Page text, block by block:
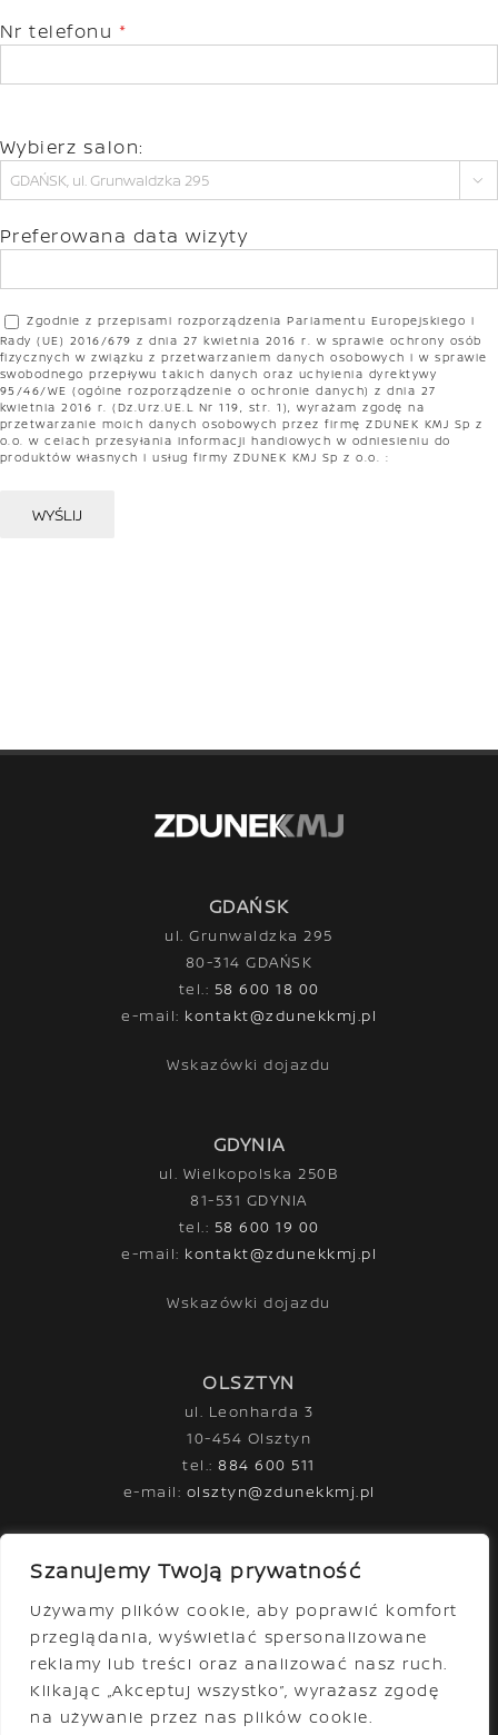
Szanujemy Twoją prywatność
Używamy plików cookie, aby poprawić komfort
przeglądania, wyświetlać spersonalizowane
reklamy lub treści oraz analizować nasz ruch.
Klikając „Akceptuj wszystko”, wyrażasz zgodę
na używanie przez nas plików cookie.
Nr telefonu *
Wybierz salon:

Preferowana data wizyty
Zgodnie z przepisami rozporządzenia Parlamentu Europejskiego i
Rady (UE) 2016/679 z dnia 27 kwietnia 2016 r. w sprawie ochrony osób
fizycznych w związku z przetwarzaniem danych osobowych i w sprawie
swobodnego przepływu takich danych oraz uchylenia dyrektywy
95/46/WE (ogólne rozporządzenie o ochronie danych) z dnia 27
kwietnia 2016 r. (Dz.Urz.UE.L Nr 119, str. 1), wyrażam zgodę na
przetwarzanie moich danych osobowych przez firmę ZDUNEK KMJ Sp z
o.o. w celach przesyłania informacji handlowych w odniesieniu do
produktów własnych i usług firmy ZDUNEK KMJ Sp z o.o. :
GDAŃSK
ul. Grunwaldzka 295
80-314 GDAŃSK
tel.: 58 600 18 00
e-mail: kontakt@zdunekkmj.pl
Wskazówki dojazdu
GDYNIA
ul. Wielkopolska 250B
81-531 GDYNIA
tel.: 58 600 19 00
e-mail: kontakt@zdunekkmj.pl
Wskazówki dojazdu
OLSZTYN
ul. Leonharda 3
10-454 Olsztyn
tel.:884 600 511
e-mail: olsztyn@zdunekkmj.pl
Facebook
YouTube
Instagram